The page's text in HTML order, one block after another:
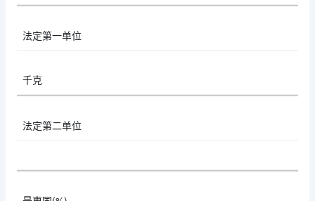
法定第一单位
千克
法定第二单位